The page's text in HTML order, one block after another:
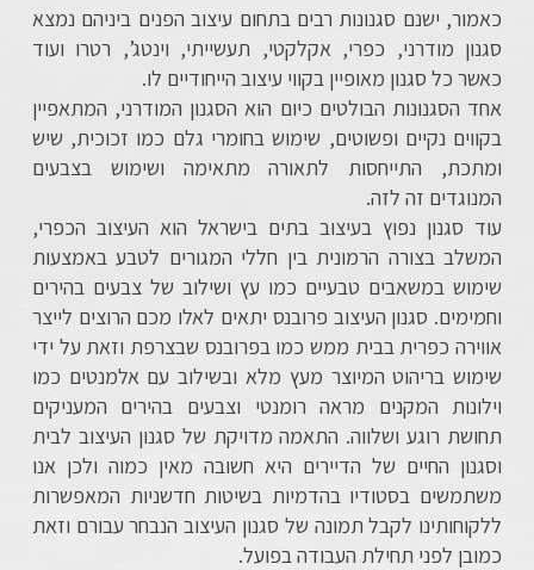
כאמור, ישנם סגנונות רבים בתחום עיצוב הפנים ביניהם נמצא
סגנון מודרני, כפרי, אקלקטי, תעשייתי, וינטג’, רטרו ועוד
כאשר כל סגנון מאופיין בקווי עיצוב הייחודיים לו.
אחד הסגנונות הבולטים כיום הוא הסגנון המודרני, המתאפיין
בקווים נקיים ופשוטים, שימוש בחומרי גלם כמו זכוכית, שיש
ומתכת, התייחסות לתאורה מתאימה ושימוש בצבעים
המנוגדים זה לזה.
עוד סגנון נפוץ בעיצוב בתים בישראל הוא העיצוב הכפרי,
המשלב בצורה הרמונית בין חללי המגורים לטבע באמצעות
שימוש במשאבים טבעיים כמו עץ ושילוב של צבעים בהירים
וחמימים. סגנון העיצוב פרובנס יתאים לאלו מכם הרוצים לייצר
אווירה כפרית בבית ממש כמו בפרובנס שבצרפת וזאת על ידי
שימוש בריהוט המיוצר מעץ מלא ובשילוב עם אלמנטים כמו
וילונות המקנים מראה רומנטי וצבעים בהירים המעניקים
תחושת רוגע ושלווה. התאמה מדויקת של סגנון העיצוב לבית
וסגנון החיים של הדיירים היא חשובה מאין כמוה ולכן אנו
משתמשים בסטודיו בהדמיות בשיטות חדשניות המאפשרות
ללקוחותינו לקבל תמונה של סגנון העיצוב הנבחר עבורם וזאת
כמובן לפני תחילת העבודה בפועל.